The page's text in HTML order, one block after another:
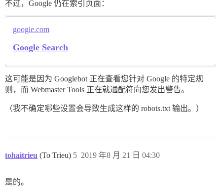
不过，Google 仍在索引页面：
google.com
Google Search
这可能是因为 Googlebot 正在查看您针对 Google 的特定规
则，而 Webmaster Tools 正在就通配符向您发出警告。
（我不确定哪些设置会导致生成这样的 robots.txt 输出。）
tohaitrieu (To Trieu) 2019 年8 月 21 日 04:30
5
是的。